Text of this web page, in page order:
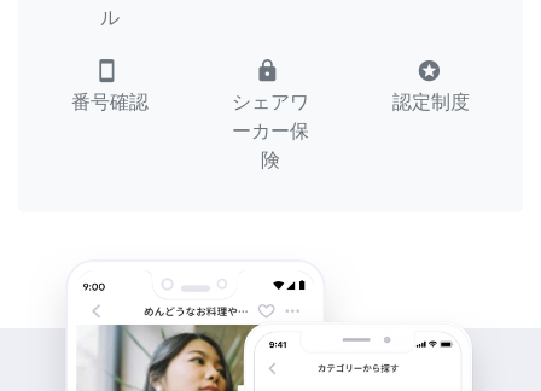
ル
smartphone
番号確認
lock
シェアワ
ーカー保
険
stars
認定制度